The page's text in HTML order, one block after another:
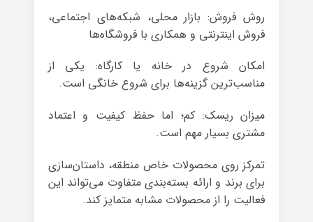
روش فروش: بازار محلی، شبکه‌های اجتماعی،
فروش اینترنتی و همکاری با فروشگاه‌ها
امکان شروع در خانه یا کارگاه: یکی از
مناسب‌ترین گزینه‌ها برای شروع خانگی است.
میزان ریسک: کم؛ اما حفظ کیفیت و اعتماد
مشتری بسیار مهم است.
تمرکز روی محصولات خاص منطقه، داستان‌سازی
برای برند و ارائه بسته‌بندی متفاوت می‌تواند این
فعالیت را از محصولات مشابه متمایز کند.